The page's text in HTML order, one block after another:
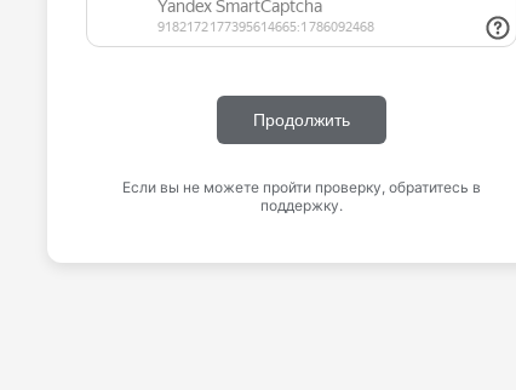
Продолжить
Если вы не можете пройти проверку, обратитесь в
поддержку.